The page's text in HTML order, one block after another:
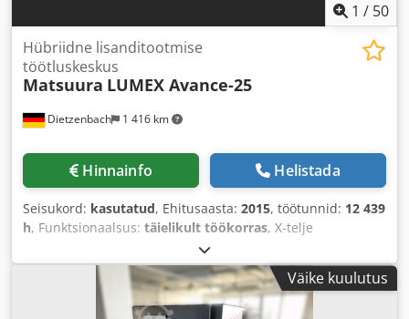
1 / 50
Dietzenbach 1 416 km
Hübriidne lisanditootmise
töötluskeskus
Matsuura LUMEX Avance-25
Hinnainfo Helistada
Seisukord: kasutatud, Ehitusaasta: 2015, töötunnid: 12 439
h, Funktsionaalsus: täielikult töökorras, X-telje
, Y-telje liikumisteekond:
Z-telje liikumisteekond:200 mm, nimitusvõimsus (näiv):30
, detaili pikkus (maks.):250 mm, töödetaili laius (max):
, tooriku kõrgus (maks.):185 mm
, spindli tööajad:
Väike kuulutus